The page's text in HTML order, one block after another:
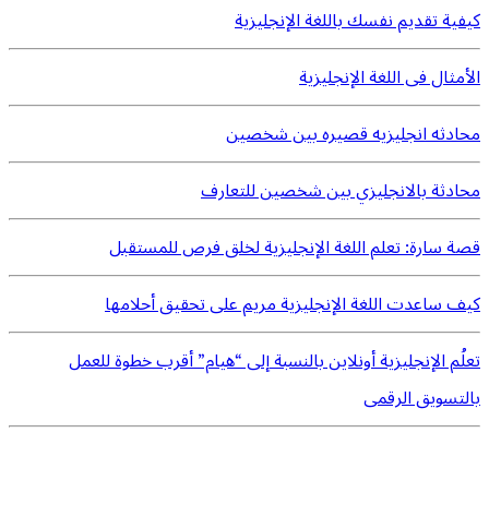
كيفية تقديم نفسك باللغة الإنجليزية
الأمثال فى اللغة الإنجليزية
محادثه انجليزيه قصيره بين شخصين
محادثة بالانجليزي بين شخصين للتعارف
قصة سارة: تعلم اللغة الإنجليزية لخلق فرص للمستقبل
كيف ساعدت اللغة الإنجليزية مريم على تحقيق أحلامها
تعلُم الإنجليزية أونلاين بالنسبة إلى “هيام” أقرب خطوة للعمل
بالتسويق الرقمى